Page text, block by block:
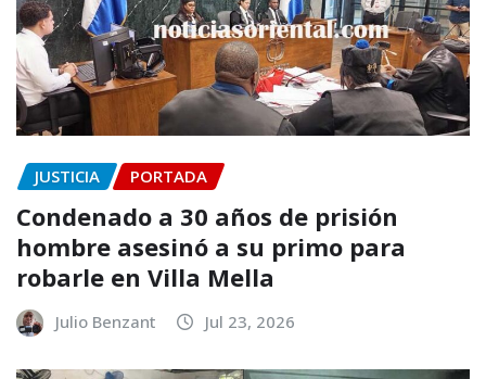
JUSTICIA PORTADA
Condenado a 30 años de prisión
hombre asesinó a su primo para
robarle en Villa Mella
Julio Benzant Jul 23, 2026